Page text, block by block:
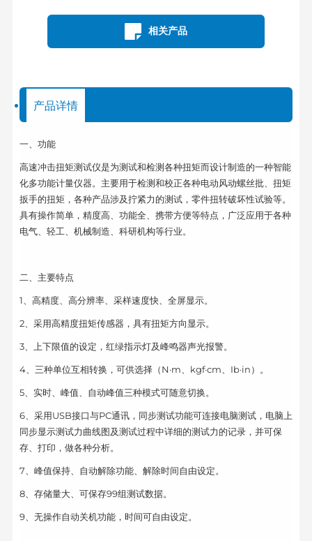
相关产品
产品详情
一、功能
高速冲击扭矩测试仪是为测试和检测各种扭矩而设计制造的一种智能
化多功能计量仪器。主要用于检测和校正各种电动风动螺丝批、扭矩
扳手的扭矩，各种产品涉及拧紧力的测试，零件扭转破坏性试验等。
具有操作简单，精度高、功能全、携带方便等特点，广泛应用于各种
电气、轻工、机械制造、科研机构等行业。
二、主要特点
1、高精度、高分辨率、采样速度快、全屏显示。
2、采用高精度扭矩传感器，具有扭矩方向显示。
3、上下限值的设定，红绿指示灯及峰鸣器声光报警。
4、三种单位互相转换，可供选择（N·m、kgf·cm、Ib·in）。
5、实时、峰值、自动峰值三种模式可随意切换。
6、采用USB接口与PC通讯，同步测试功能可连接电脑测试，电脑上
同步显示测试力曲线图及测试过程中详细的测试力的记录，并可保
存、打印，做各种分析。
7、峰值保持、自动解除功能、解除时间自由设定。
8、存储量大、可保存99组测试数据。
9、无操作自动关机功能，时间可自由设定。